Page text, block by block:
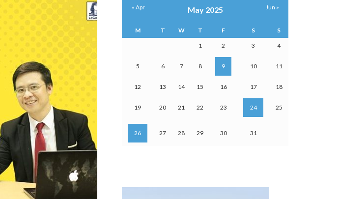
May 2025
M T W T F S S
1 2 3 4
5 6 7 8 9 10 11
12 13 14 15 16 17 18
19 20 21 22 23 24 25
26 27 28 29 30 31
« Apr Jun »